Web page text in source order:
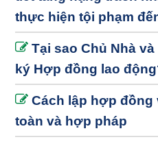
thực hiện tội phạm
Tại sao Chủ Nhà
ký Hợp đồng lao
Cách lập hợp đồng
toàn và hợp pháp